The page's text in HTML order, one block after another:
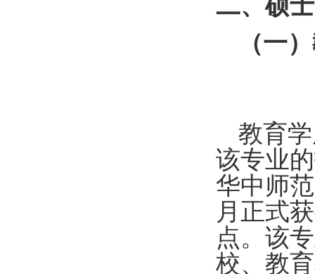
二、硕
（一
教育
该专业
华中师
月正式
点。该
校、教